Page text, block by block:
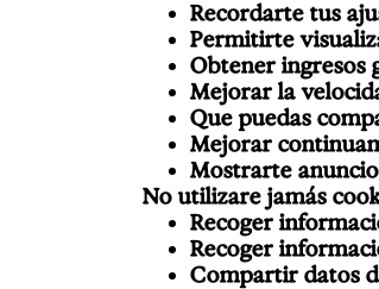
Recordarte tus
Permitirte
Obtener ingresos
Mejorar la
Que puedas
Mejorar
Mostrarte
No utilizare jamás
Recoger
Recoger
Compartir datos